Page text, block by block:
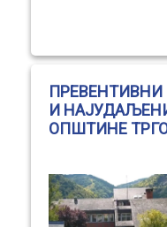
реализацији
чврстим отпадом
финансија, и
грађевинарства,
„Комуналац"
И
ОПШТИНЕ